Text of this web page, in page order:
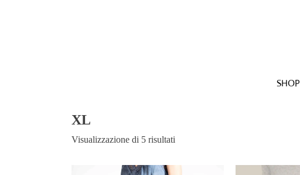
SHOP
XL
Visualizzazione di 5 risultati